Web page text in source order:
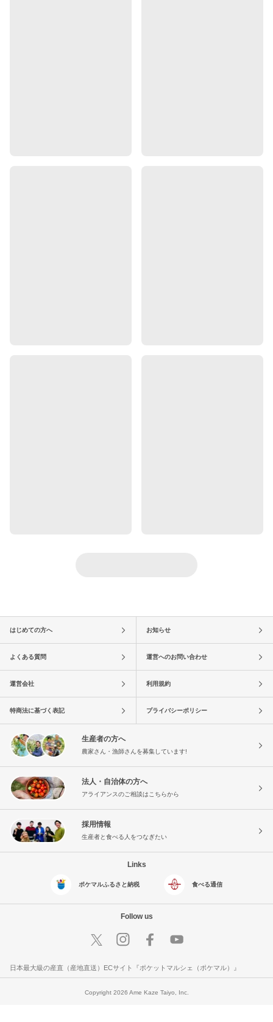
はじめての方へ お知らせ
よくある質問 運営へのお問い合わせ
運営会社 利用規約
特商法に基づく表記 プライバシーポリシー
生産者の方へ
農家さん・漁師さんを募集しています!
法人・自治体の方へ
アライアンスのご相談はこちらから
採用情報
生産者と食べる人をつなぎたい
Links
ポケマルふるさと納税 食べる通信
Follow us
日本最大級の産直（産地直送）ECサイト『ポケットマルシェ（ポケマル）』
Copyright 2026 Ame Kaze Taiyo, Inc.